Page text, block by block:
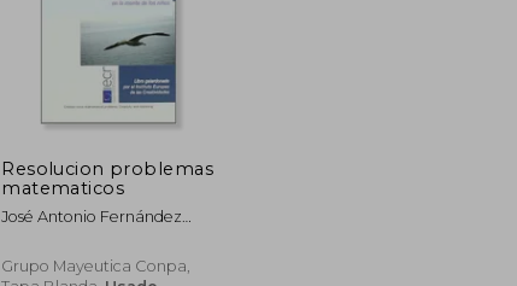
Resolucion problemas
matematicos
José Antonio Fernández
Grupo Mayeutica Conpa,